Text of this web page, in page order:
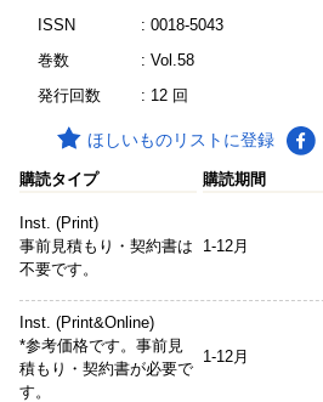
ISSN
: 0018-5043
巻数
: Vol.58
発行回数
: 12 回
ほしいものリストに登録
購読タイプ 購読期間
Inst. (Print)
事前見積もり・契約書は
不要です。
1-12月
Inst. (Print&Online)
*参考価格です。事前見
積もり・契約書が必要で
す。
1-12月